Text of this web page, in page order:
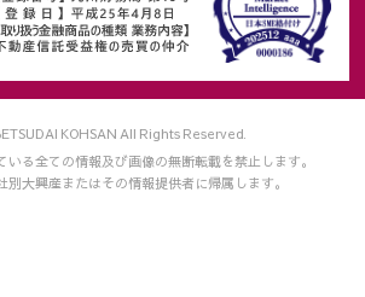
KOHSAN All Rights Reserved.
いる全ての情報及び画像の無断転載を禁止します。
別大興産またはその情報提供者に帰属します。